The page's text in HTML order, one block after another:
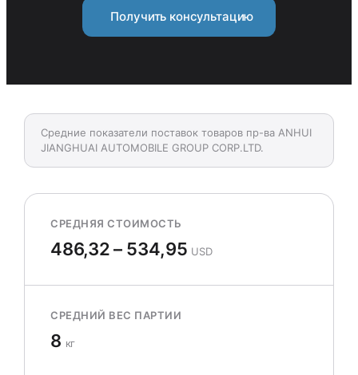
Получить консультацию
Средние показатели поставок товаров пр-ва ANHUI
JIANGHUAI AUTOMOBILE GROUP CORP.LTD.
СРЕДНЯЯ СТОИМОСТЬ
486,32 – 534,95 USD
СРЕДНИЙ ВЕС ПАРТИИ
8 кг